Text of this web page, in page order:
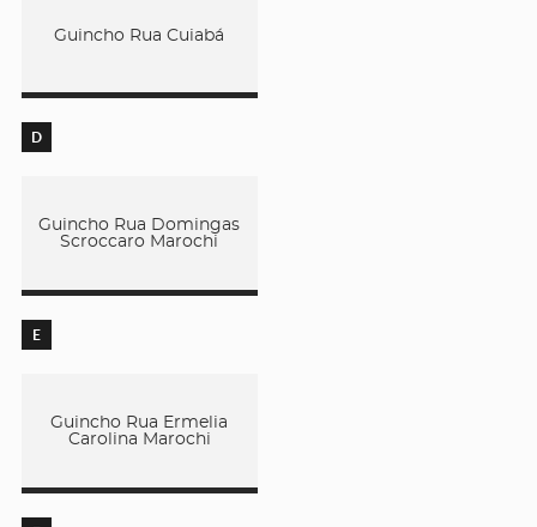
Guincho Rua Cuiabá
D
Guincho Rua Domingas
Scroccaro Marochi
E
Guincho Rua Ermelia
Carolina Marochi